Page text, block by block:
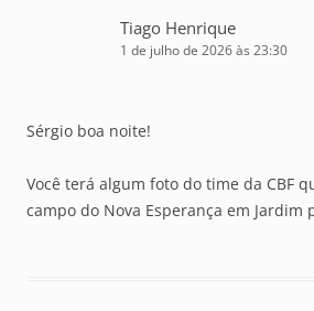
Tiago Henrique
1 de julho de 2026 às 23:30
Sérgio boa noite!
Você terá algum foto do time da CBF
campo do Nova Esperança em Jardim